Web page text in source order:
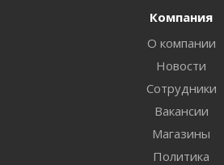
Компания
О компании
Новости
Сотрудники
Вакансии
Магазины
Политика